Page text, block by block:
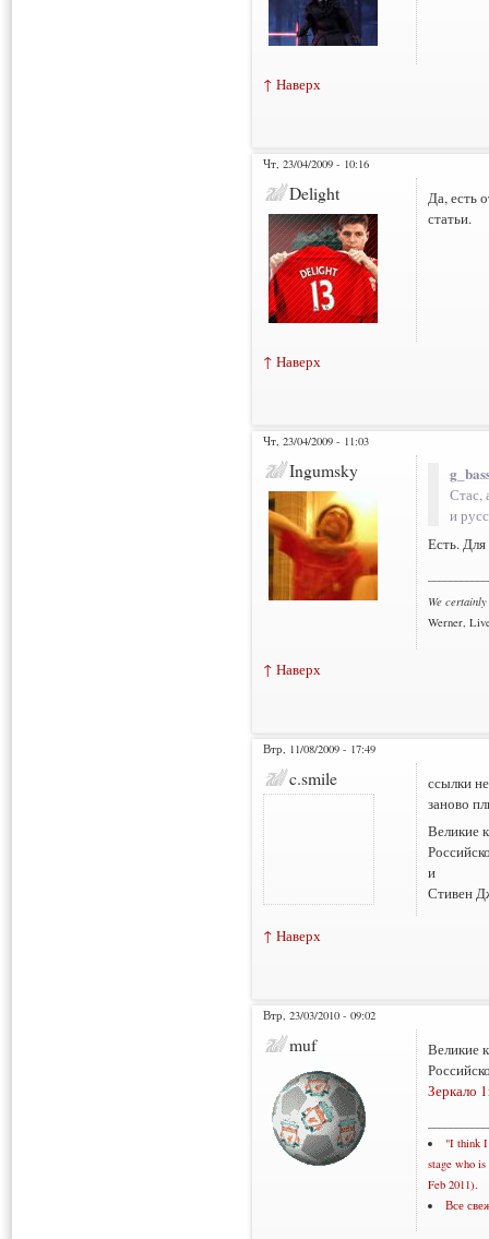
↑ Наверх
Чт, 23/04/2009 - 10:16
Delight
Да, есть
статьи.
↑ Наверх
Чт, 23/04/2009 - 11:03
Ingumsky
Стас,
и
Есть. Для
We
Werner,
↑ Наверх
Втр, 11/08/2009 - 17:49
c.smile
ссылки
заново
Великие
и
Стивен
↑ Наверх
Втр, 23/03/2010 - 09:02
muf
Великие
Зеркало
"I think I
stage who
Feb 2011).
Все